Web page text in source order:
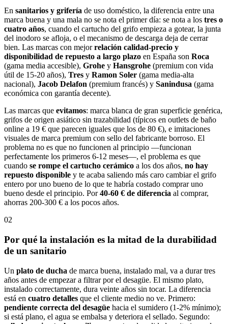
En sanitarios y grifería de uso doméstico, la diferencia entre una
marca buena y una mala no se nota el primer día: se nota a los tres o
cuatro años, cuando el cartucho del grifo empieza a gotear, la junta
del inodoro se afloja, o el mecanismo de descarga deja de cerrar
bien. Las marcas con mejorrelación calidad-precio y
disponibilidad de repuesto a largo plazo en España son Roca
(gama media accesible), Grohe y Hansgrohe (premium con vida
útil de 15-20 años), Tres y Ramon Soler (gama media-alta
nacional), Jacob Delafon (premium francés) y Sanindusa (gama
económica con garantía decente).
Las marcas que evitamos: marca blanca de gran superficie genérica,
grifos de origen asiático sin trazabilidad (típicos en outlets de baño
online a 19 € que parecen iguales que los de 80 €), e imitaciones
visuales de marca premium con sello del fabricante borroso. El
problema no es que no funcionen al principio —funcionan
perfectamente los primeros 6-12 meses—, el problema es que
cuando se rompe el cartucho cerámico a los dos años, no hay
repuesto disponible y te acaba saliendo más caro cambiar el grifo
entero por uno bueno de lo que te habría costado comprar uno
bueno desde el principio. Por40-60 € de diferencia al comprar,
ahorras 200-300 € a los pocos años.
02
Por qué la instalación es la mitad de la durabilidad
de un sanitario
Un plato de ducha de marca buena, instalado mal, va a durar tres
años antes de empezar a filtrar por el desagüe. El mismo plato,
instalado correctamente, dura veinte años sin tocar. La diferencia
está en cuatro detalles que el cliente medio no ve. Primero:
pendiente correcta del desagüe hacia el sumidero (1-2% mínimo);
si está plano, el agua se embalsa y deteriora el sellado. Segundo: